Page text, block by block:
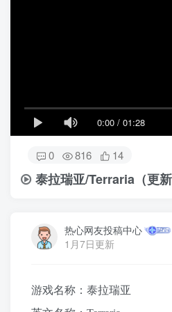
0:00 / 01:28
0 816 14
泰拉瑞亚/Terraria （更
热心网友投稿中心
1月7日更新
游戏名称：泰拉瑞亚